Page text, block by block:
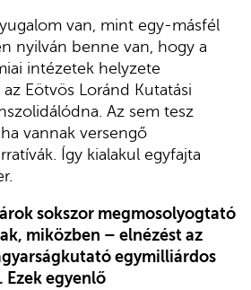
van, mint egy-másfél
nyilván benne van, hogy a
intézetek helyzete
Eötvös Loránd Kutatási
Az sem tesz
vannak versengő
Így kialakul egyfajta
sokszor megmosolyogtató
miközben – elnézést az
egymilliárdos
egyenlő